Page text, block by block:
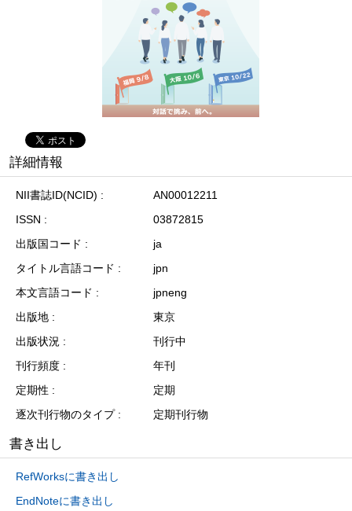
詳細情報
NII書誌ID(NCID)
AN00012211
ISSN
03872815
出版国コード
ja
タイトル言語コード
jpn
本文言語コード
jpneng
出版地
東京
出版状況
刊行中
刊行頻度
年刊
定期性
定期
逐次刊行物のタイプ
定期刊行物
書き出し
RefWorksに書き出し
EndNoteに書き出し